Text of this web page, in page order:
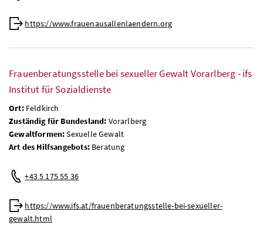
https://www.frauenausallenlaendern.org
Frauenberatungsstelle bei sexueller Gewalt Vorarlberg - ifs
Institut für Sozialdienste
Ort:Feldkirch
Zuständig für Bundesland: Vorarlberg
Gewaltformen:Sexuelle Gewalt
Art des Hilfsangebots:Beratung
+43 5 175 55 36
https://www.ifs.at/frauenberatungsstelle-bei-sexueller-
gewalt.html